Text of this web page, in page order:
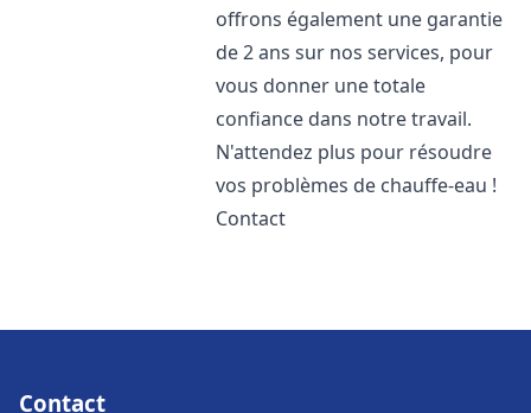
offrons également une garantie
de 2 ans sur nos services, pour
vous donner une totale
confiance dans notre travail.
N'attendez plus pour résoudre
vos problèmes de chauffe-eau !
Contact
Contact